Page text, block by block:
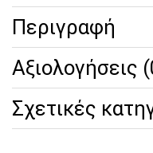
Περιγραφή
Αξιολογήσεις
Σχετικές